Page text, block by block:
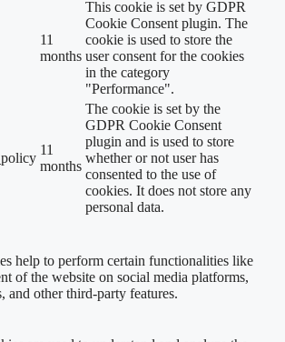
11
months
This cookie is set by GDPR
Cookie Consent plugin. The
cookie is used to store the
user consent for the cookies
in the category
"Performance".
11
months
The cookie is set by the
GDPR Cookie Consent
plugin and is used to store
whether or not user has
consented to the use of
cookies. It does not store any
personal data.
help to perform certain functionalities like
of the website on social media platforms,
and other third-party features.